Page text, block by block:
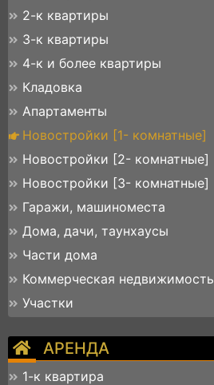
2-к квартиры
3-к квартиры
4-к и более квартиры
Кладовка
Апартаменты
Новостройки [1- комнатные]
Новостройки [2- комнатные]
Новостройки [3- комнатные]
Гаражи, машиноместа
Дома, дачи, таунхаусы
Части дома
Коммерческая недвижимость
Участки
АРЕНДА
1-к квартира